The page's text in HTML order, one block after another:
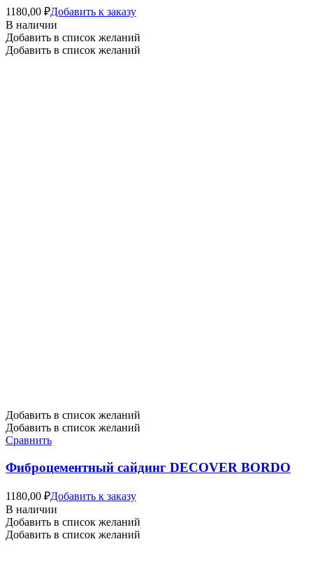
1180,00 ₽Добавить к заказу
В наличии
Добавить в список желаний
Добавить в список желаний
Добавить в список желаний
Добавить в список желаний
Сравнить
Фиброцементный сайдинг DECOVER BORDO
1180,00 ₽Добавить к заказу
В наличии
Добавить в список желаний
Добавить в список желаний